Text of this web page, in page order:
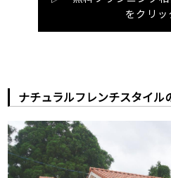
をクリッ
ナチュラルフレンチスタイル